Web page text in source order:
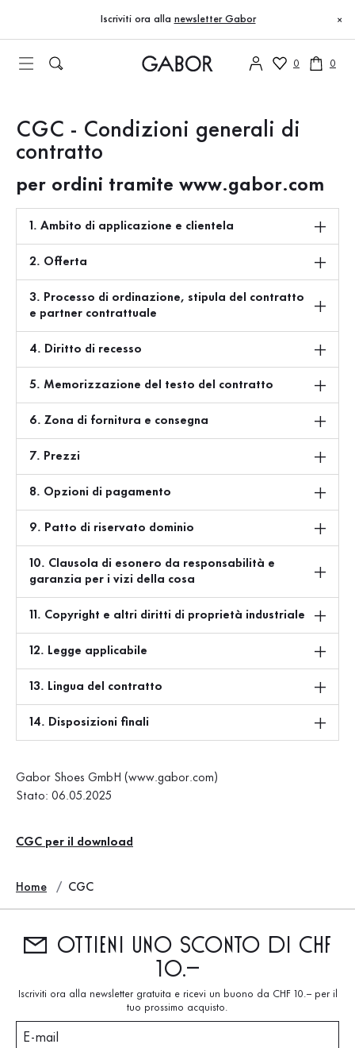
Vai al contenuto principale
Vai alla navigazione principale
Iscriviti ora alla newsletter Gabor ×
0 0
CGC - Condizioni generali di
contratto
per ordini tramite www.gabor.com
1. Ambito di applicazione e clientela
2. Offerta
3. Processo di ordinazione, stipula del contratto
e partner contrattuale
4. Diritto di recesso
5. Memorizzazione del testo del contratto
6. Zona di fornitura e consegna
7. Prezzi
8. Opzioni di pagamento
9. Patto di riservato dominio
10. Clausola di esonero da responsabilità e
garanzia per i vizi della cosa
11. Copyright e altri diritti di proprietà industriale
12. Legge applicabile
13. Lingua del contratto
14. Disposizioni finali
Gabor Shoes GmbH (www.gabor.com)
Stato: 06.05.2025
CGC per il download
Home CGC
Ottieni uno sconto di CHF
10.–
Iscriviti ora alla newsletter gratuita e ricevi un buono da CHF 10.– per il
tuo prossimo acquisto.